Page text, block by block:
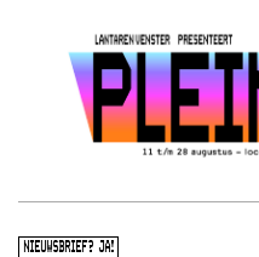
NIEUWSBRIEF? JA!